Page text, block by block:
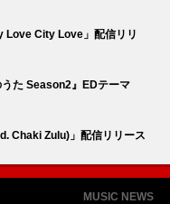
City Love」配信リリ
た Season2』EDテーマ
Chaki Zulu)」配信リリース
MUSIC NEWS